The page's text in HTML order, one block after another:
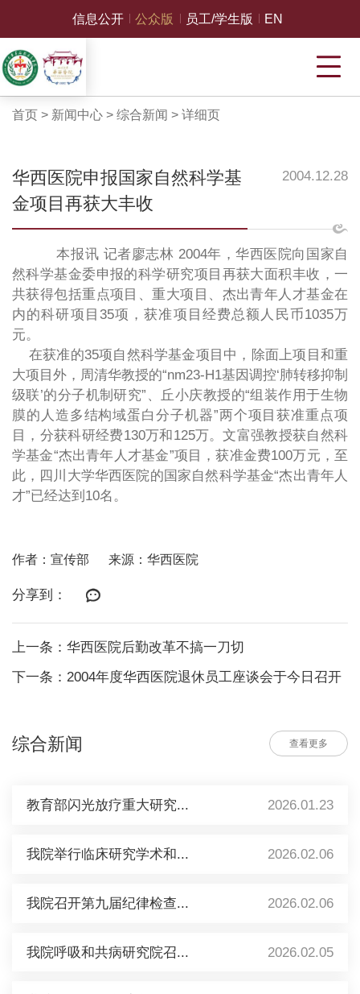
信息公开 公众版 员工/学生版 EN
首页 > 新闻中心> 综合新闻 > 详细页
华西医院申报国家自然科学基
金项目再获大丰收
2004.12.28
本报讯 记者廖志林 2004年，华西医院向国家自
然科学基金委申报的科学研究项目再获大面积丰收，一
共获得包括重点项目、重大项目、杰出青年人才基金在
内的科研项目35项，获准项目经费总额人民币1035万
元。
在获准的35项自然科学基金项目中，除面上项目和重
大项目外，周清华教授的“nm23-H1基因调控‘肺转移抑制
级联’的分子机制研究”、丘小庆教授的“组装作用于生物
膜的人造多结构域蛋白分子机器”两个项目获准重点项
目，分获科研经费130万和125万。文富强教授获自然科
学基金“杰出青年人才基金”项目，获准金费100万元，至
此，四川大学华西医院的国家自然科学基金“杰出青年人
才”已经达到10名。
作者：宣传部 来源：华西医院
分享到：
上一条：华西医院后勤改革不搞一刀切
下一条：2004年度华西医院退休员工座谈会于今日召开
综合新闻 查看更多
教育部闪光放疗重大研究... 2026.01.23
我院举行临床研究学术和... 2026.02.06
我院召开第九届纪律检查... 2026.02.06
我院呼吸和共病研究院召... 2026.02.05